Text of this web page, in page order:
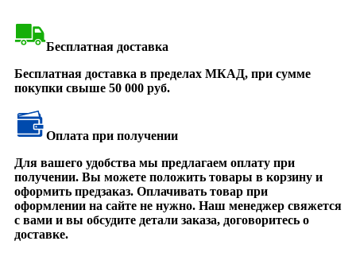
Бесплатная доставка
Бесплатная доставка в пределах МКАД, при сумме
покупки свыше 50 000 руб.
Оплата при получении
Для вашего удобства мы предлагаем оплату при
получении. Вы можете положить товары в корзину и
оформить предзаказ. Оплачивать товар при
оформлении на сайте не нужно. Наш менеджер свяжется
с вами и вы обсудите детали заказа, договоритесь о
доставке.